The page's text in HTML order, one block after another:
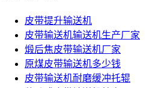
皮带提升输送机
皮带输送机输送机生产厂家
煅后焦皮带输送机厂家
原煤皮带输送机多少钱
皮带输送机耐磨缓冲托辊